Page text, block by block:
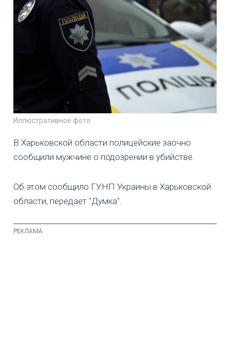
Иллюстративное фото
В Харьковской области полицейские заочно
сообщили мужчине о подозрении в убийстве.
Об этом сообщило ГУНП Украины в Харьковской
области, передает "Думка".